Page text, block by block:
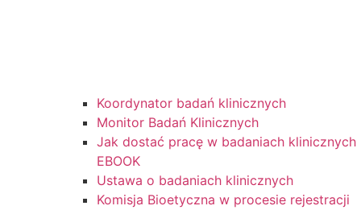
Koordynator badań klinicznych
Monitor Badań Klinicznych
Jak dostać pracę w badaniach klinicznych
EBOOK
Ustawa o badaniach klinicznych
Komisja Bioetyczna w procesie rejestracji